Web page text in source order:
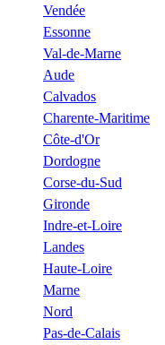
Vendée
Essonne
Val-de-Marne
Aude
Calvados
Charente-Maritime
Côte-d'Or
Dordogne
Corse-du-Sud
Gironde
Indre-et-Loire
Landes
Haute-Loire
Marne
Nord
Pas-de-Calais